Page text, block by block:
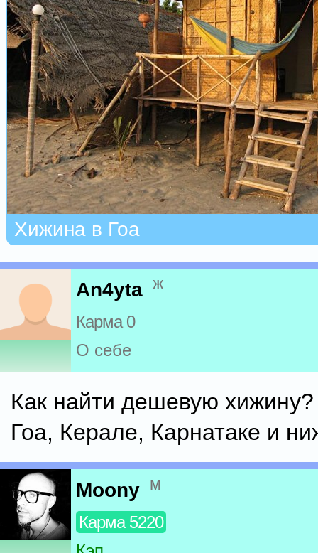
Хижина в Гоа
An4yta ж
Карма 0
О себе
Как найти дешевую
Гоа, Керале, Карнатаке и
Moony м
Карма 5220